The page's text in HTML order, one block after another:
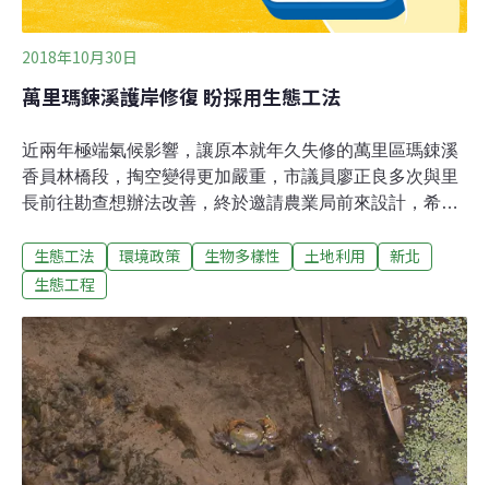
2018年10月30日
萬里瑪鋉溪護岸修復 盼採用生態工法
近兩年極端氣候影響，讓原本就年久失修的萬里區瑪鋉溪
香員林橋段，掏空變得更加嚴重，市議員廖正良多次與里
長前往勘查想辦法改善，終於邀請農業局前來設計，希望
的安心。萬里區瑪鋉溪香員林橋段，護岸年久失修，加上
近兩年的大雨，溪水每每湍急都讓護岸掏空更加嚴重，為
農田家園都被水淹波及，因此里長也尋求市議員廖正良的
協助，邀集農業局、公所等相關局處人員再度前往查看，
盼能夠進行修復。
生態工法 環境政策 生物多樣性 土地利用
新北
生態工程